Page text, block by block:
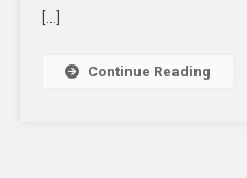
[…]
Continue Reading